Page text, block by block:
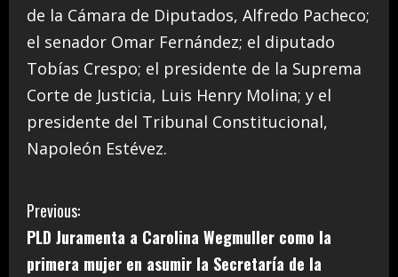
de la Cámara de Diputados, Alfredo Pacheco;
el senador Omar Fernández; el diputado
Tobías Crespo; el presidente de la Suprema
Corte de Justicia, Luis Henry Molina; y el
presidente del Tribunal Constitucional,
Napoleón Estévez.
C
o
Previous:
PLD Juramenta a Carolina Wegmuller como la
primera mujer en asumir la Secretaría de la